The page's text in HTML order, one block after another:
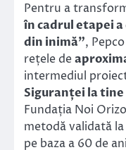
Pentru a
în cadrul etapei
din inimă”,
rețele de
intermediul
Siguranței la tine
Fundația Noi
metodă validată
pe baza a 60 de